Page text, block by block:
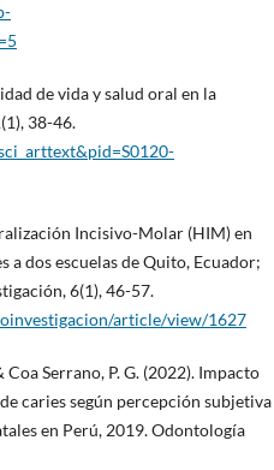
de vida y salud oral en la
38-46.
Incisivo-Molar (HIM) en
a dos escuelas de Quito, Ecuador;
6(1), 46-57.
article/view/1627
Coa Serrano, P. G. (2022). Impacto
caries según percepción subjetiva
en Perú, 2019. Odontología